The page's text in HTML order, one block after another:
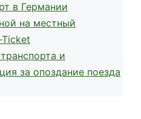
в Германии
на местный
и
за опоздание поезда